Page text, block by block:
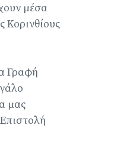
μέσα
Κορινθίους
Γραφή
μας